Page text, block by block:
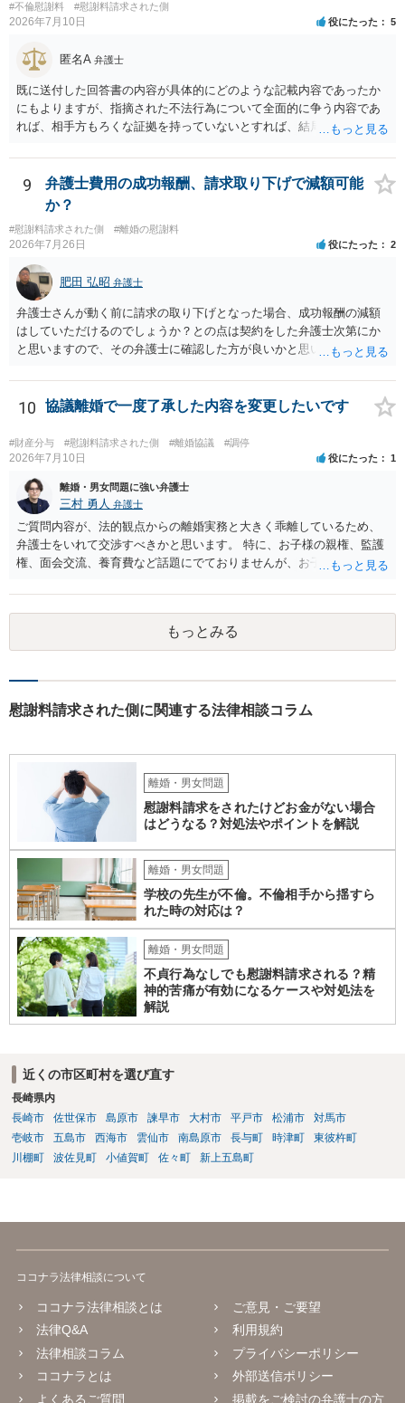
姻共同生活の平穏を害したとして、例外的に慰謝料支払義務が肯定さ
れることもあります。 すでに弁護士に依頼されているのであれば、車
の購入事情も含めて説明し、支払能力の問題と、そもそもの慰謝料額
の相当性を分けて交渉してもらう方がよいでしょう。
#不倫慰謝料 #慰謝料請求された側
2026年7月10日 役にたった 5
匿名A 弁護士
既に送付した回答書の内容が具体的にどのような記載内容であったか
にもよりますが、指摘された不法行為について全面的に争う内容であ
れば、相手方もろくな証拠を持っていないとすれば、結局は何もなく
晴らす」ことが最重要なのであれば、むしろ、相手方から訴訟を提起
して貰い、あなたが勝訴（請求棄却）して不法行為が存在しなかった
ことを公に認めてもらった方が（精神安定の面でも）ベターなのでは
ないかとも思えます。そうであれば、「訴えられる」ことを怖がる必
要はなく、むしろ「出るところへ出ましょう」という態度の方が妥当
です。 ただ、冒頭で述べたとおりこちらが強気に出て相手方に十分な
証拠がない場合には提訴されず消化不良状態で終わってしまう危険も
ありますので、名誉回復を重視するなら、逆に相手方を被告として債
務不存在確認請求訴訟を提起することも考えられます（事案によって
は、十分な根拠もなく不法行為と決めつけたことに対する慰謝料請求
も併せて行う）。 しかしながら、訴訟への対応は（仮に弁護士へ対応
を任せるとしても）気力が必要であり、精神疾患を抱えながら対応す
るのはしんどい面があります。 名誉回復を重視してとことん毅然と対
応するのがよいのか、それとも相手方の主張の一部をある程度受け入
れて（紛らわしい言動があったとして）示談や和解で収めるか、とい
すので、地元の複数の弁護士に聞いてみた方がよいと思います。
9
弁護士費用の成功報酬、請求取り下げで減額可能
か？
#慰謝料請求された側 #離婚の慰謝料
2026年7月26日 役にたった 2
肥田 弘昭 弁護士
弁護士さんが動く前に請求の取り下げとなった場合、成功報酬の減額
はしていただけるのでしょうか？との点は契約をした弁護士次第にか
と思いますので、その弁護士に確認した方が良いかと思います。ご参
10 協議離婚で一度了承した内容を変更したいです
#財産分与 #慰謝料請求された側 #離婚協議 #調停
2026年7月10日 役にたった 1
離婚・男女問題に強い弁護士
三村 勇人 弁護士
ご質問内容が、法的観点からの離婚実務と大きく乖離しているため、
弁護士をいれて交渉すべきかと思います。 特に、お子様の親権、監護
権、面会交流、養育費など話題にでておりませんが、お子様の権利を
れを決めなかったために生じる質問がこの法律相談でも多くあげられ
ます。 一生に一度あるかないかの離婚という法律問題ですので、お近
くの弁護士事務所にご相談されることをお勧めします。
もっとみる
慰謝料請求された側に関連する法律相談コラム
離婚・男女問題
慰謝料請求をされたけどお金がない場合
はどうなる？対処法やポイントを解説
離婚・男女問題
学校の先生が不倫。不倫相手から揺すら
れた時の対応は？
離婚・男女問題
不貞行為なしでも慰謝料請求される？精
神的苦痛が有効になるケースや対処法を
解説
近くの市区町村を選び直す
長崎県内
長崎市
佐世保市 島原市 諫早市 大村市 平戸市 松浦市
対馬市
壱岐市
五島市 西海市 雲仙市 南島原市 長与町 時津町
東彼杵町
川棚町
波佐見町 小値賀町 佐々町 新上五島町
ココナラ法律相談について
ココナラ法律相談とは
法律Q&A
法律相談コラム
ココナラとは
よくあるご質問
ご意見・ご要望
利用規約
プライバシーポリシー
外部送信ポリシー
掲載をご検討の弁護士の方